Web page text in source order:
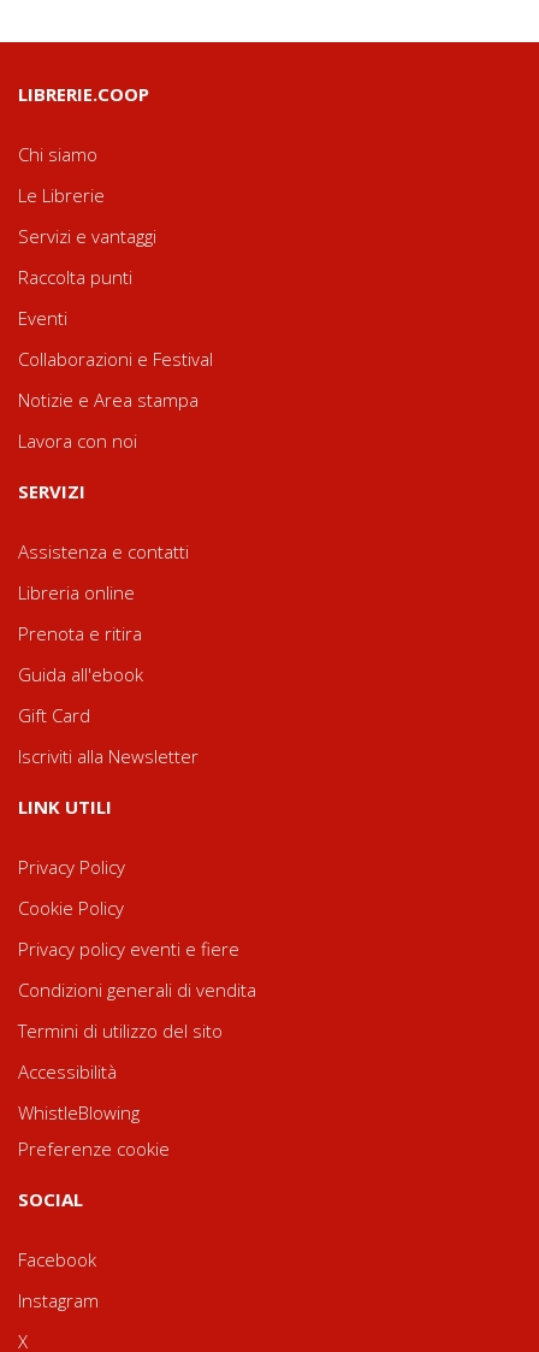
LIBRERIE.COOP
Chi siamo
Le Librerie
Servizi e vantaggi
Raccolta punti
Eventi
Collaborazioni e Festival
Notizie e Area stampa
Lavora con noi
SERVIZI
Assistenza e contatti
Libreria online
Prenota e ritira
Guida all'ebook
Gift Card
Iscriviti alla Newsletter
LINK UTILI
Privacy Policy
Cookie Policy
Privacy policy eventi e fiere
Condizioni generali di vendita
Termini di utilizzo del sito
Accessibilità
WhistleBlowing
Preferenze cookie
SOCIAL
Facebook
Instagram
X